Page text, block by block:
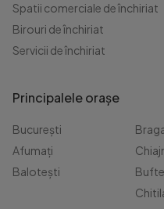
Spatii comerciale de închiriat
Birouri de închiriat
Servicii de închiriat
Principalele orașe
București
Afumați
Balotești